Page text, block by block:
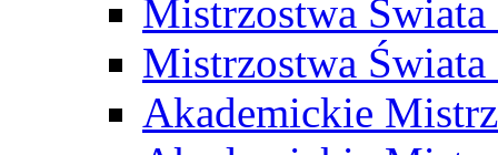
Mistrzostwa
Mistrzostwa
Akademickie